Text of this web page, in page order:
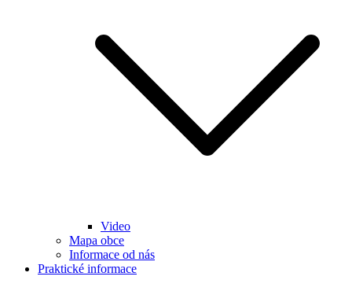
Video
Mapa obce
Informace od nás
Praktické informace